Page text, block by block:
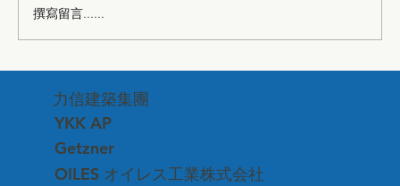
OILES オイレス工業株式会社
Getzner
YKK AP
力信建築集團
結建築美學
撰寫留言......